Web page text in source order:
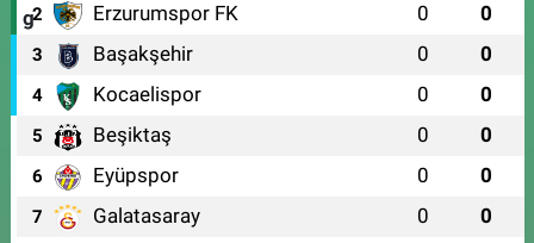
2 Erzurumspor FK 0 0
3 Başakşehir 0 0
4 Kocaelispor 0 0
5 Beşiktaş 0 0
6 Eyüpspor 0 0
7 Galatasaray 0 0